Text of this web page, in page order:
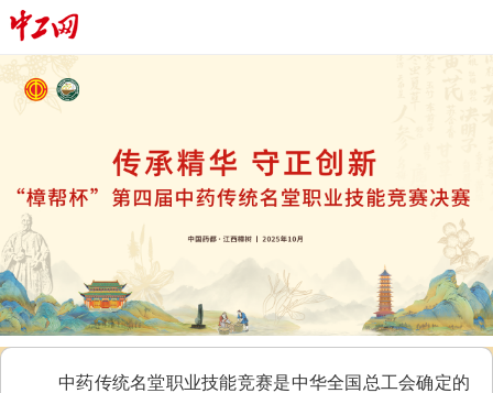
中药传统名堂职业技能竞赛是中华全国总工会确定的